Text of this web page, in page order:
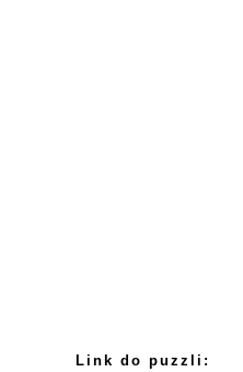
Link do puzzli: